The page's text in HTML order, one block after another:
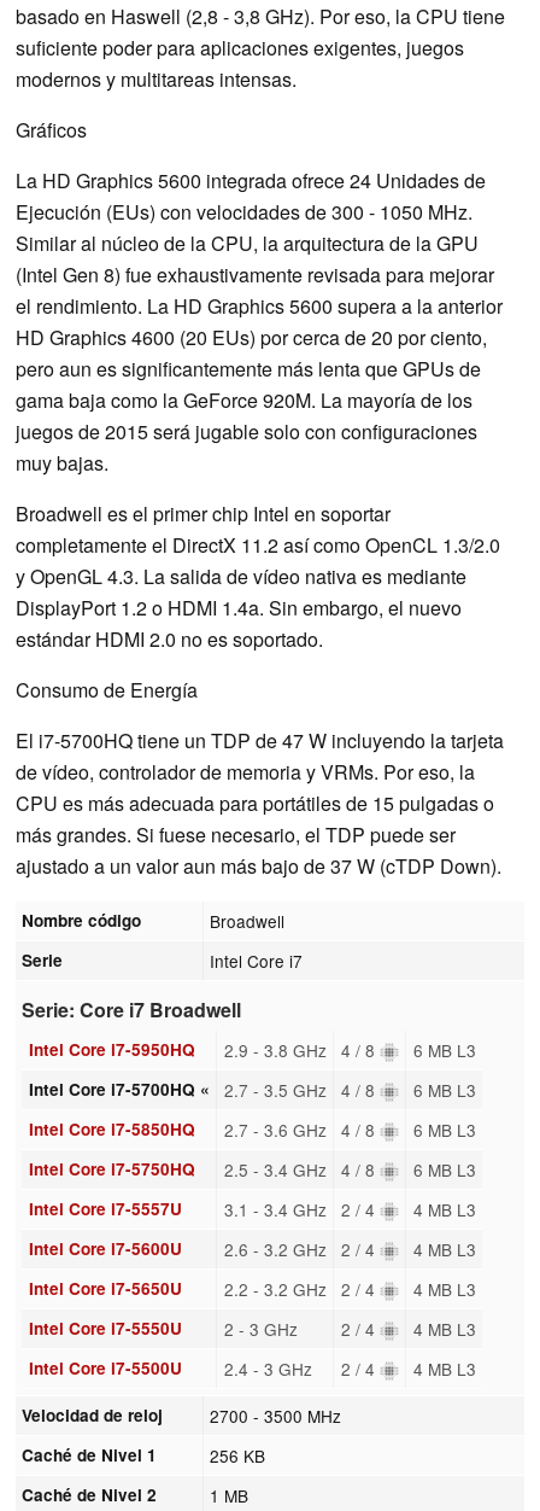
basado en Haswell (2,8 - 3,8 GHz). Por eso, la CPU tiene
suficiente poder para aplicaciones exigentes, juegos
modernos y multitareas intensas.
Gráficos
La HD Graphics 5600 integrada ofrece 24 Unidades de
Ejecución (EUs) con velocidades de 300 - 1050 MHz.
Similar al núcleo de la CPU, la arquitectura de la GPU
(Intel Gen 8) fue exhaustivamente revisada para mejorar
el rendimiento. La HD Graphics 5600 supera a la anterior
HD Graphics 4600 (20 EUs) por cerca de 20 por ciento,
pero aun es significantemente más lenta que GPUs de
gama baja como la GeForce 920M. La mayoría de los
juegos de 2015 será jugable solo con configuraciones
muy bajas.
Broadwell es el primer chip Intel en soportar
completamente el DirectX 11.2 así como OpenCL 1.3/2.0
y OpenGL 4.3. La salida de vídeo nativa es mediante
DisplayPort 1.2 o HDMI 1.4a. Sin embargo, el nuevo
estándar HDMI 2.0 no es soportado.
Consumo de Energía
El i7-5700HQ tiene un TDP de 47 W incluyendo la tarjeta
de vídeo, controlador de memoria y VRMs. Por eso, la
CPU es más adecuada para portátiles de 15 pulgadas o
más grandes. Si fuese necesario, el TDP puede ser
ajustado a un valor aun más bajo de 37 W (cTDP Down).
Nombre código Broadwell
Serie Intel Core i7
Serie: Core i7 Broadwell
Intel Core i7-5950HQ 2.9 - 3.8 GHz 4 / 8 6 MB L3
Intel Core i7-5700HQ « 2.7 - 3.5 GHz 4 / 8 6 MB L3
Intel Core i7-5850HQ 2.7 - 3.6 GHz 4 / 8 6 MB L3
Intel Core i7-5750HQ 2.5 - 3.4 GHz 4 / 8 6 MB L3
Intel Core i7-5557U 3.1 - 3.4 GHz 2 / 4 4 MB L3
Intel Core i7-5600U 2.6 - 3.2 GHz 2 / 4 4 MB L3
Intel Core i7-5650U 2.2 - 3.2 GHz 2 / 4 4 MB L3
Intel Core i7-5550U 2 - 3 GHz 2 / 4 4 MB L3
Intel Core i7-5500U 2.4 - 3 GHz 2 / 4 4 MB L3
Velocidad de reloj 2700 - 3500 MHz
Caché de Nivel 1 256 KB
Caché de Nivel 2 1 MB